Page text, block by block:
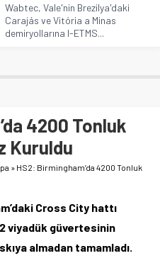
Wabtec, Vale'nin Brezilya'daki
Carajás ve Vitória a Minas
demiryollarına I-ETMS...
4200 Tonluk
Kuruldu
» HS2: Birmingham’da 4200 Tonluk
Cross City hattı
viyadük güvertesinin
almadan tamamladı.